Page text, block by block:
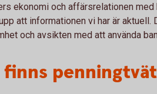
ekonomi och affärsrelationen
att informationen vi har är
och avsikten med att använda